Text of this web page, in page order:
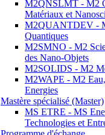
M2QNSLMT - M2
Matériaux et
M2QUANTDEV -
Quantiques
M2SMNO - M2
des Nano-Objets
M2SOLIDS - M2
M2WAPE - M2
Energies
Mastère spécialisé (Master)
MS ETRE - MS
Technologies et